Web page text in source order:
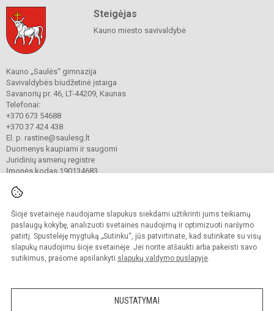
Šioje svetainėje naudojame slapukus siekdami užtikrinti jums teikiamų
paslaugų kokybę, analizuoti svetainės naudojimą ir optimizuoti naršymo
patirtį. Spustelėję mygtuką „Sutinku“, jūs patvirtinate, kad sutinkate su visų
slapukų naudojimu šioje svetainėje. Jei norite atšaukti arba pakeisti savo
sutikimus, prašome apsilankyti slapukų valdymo puslapyje.
NUSTATYMAI
Steigėjas
Kauno miesto savivaldybė
Kauno „Saulės“ gimnazija
Savivaldybės biudžetinė įstaiga
Savanorių pr. 46, LT-44209, Kaunas
Telefonai:
+370 673 54688
+370 37 424 438
El. p. rastine@saulesg.lt
Duomenys kaupiami ir saugomi
Juridinių asmenų registre
Įmonės kodas 190134683
© 2023 Kauno „Saulės“ gimnazija. Visos teisės saugomos.
Kopijuoti turinį be raštiško gimnazijos sutikimo griežtai draudžiama.
Prieinamumo paraiška Slapukų valdymas
Sumanus būdas atnaujinti